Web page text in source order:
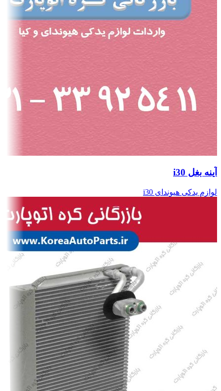
آینه بغل i30
لوازم یدکی هیوندای i30